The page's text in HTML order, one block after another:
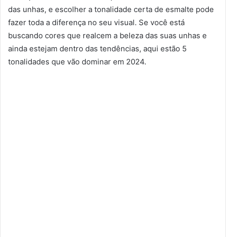
das unhas, e escolher a tonalidade certa de esmalte pode
fazer toda a diferença no seu visual. Se você está
buscando cores que realcem a beleza das suas unhas e
ainda estejam dentro das tendências, aqui estão 5
tonalidades que vão dominar em 2024.